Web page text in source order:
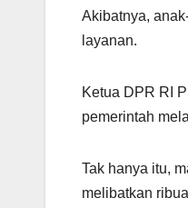
Akibatnya,
layanan.
Ketua DPR RI
pemerintah
Tak hanya itu,
melibatkan